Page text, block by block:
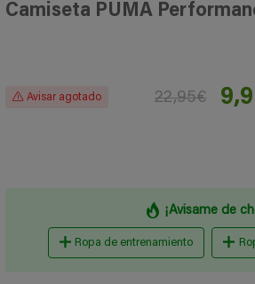
Camiseta PUMA
Avisar agotado 22,95€
¡Avisame de
Ropa de entrenamiento